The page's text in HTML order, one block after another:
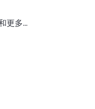
更多...